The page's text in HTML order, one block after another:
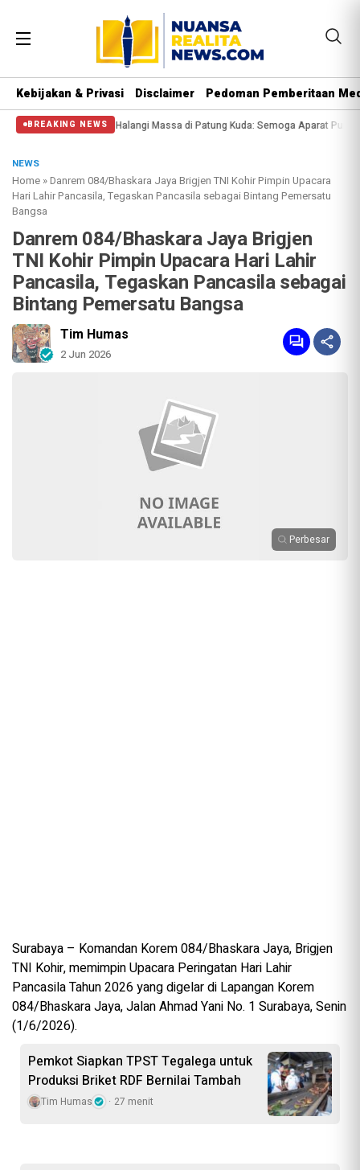
Kebijakan & Privasi Disclaimer Pedoman Pemberitaan
BREAKING NEWS
Massa di Patung Kuda: Semoga Aparat Punya Hati Nurani Massa
NEWS
Home »Danrem 084/Bhaskara Jaya Brigjen TNI Kohir Pimpin Upacara
Hari Lahir Pancasila, Tegaskan Pancasila sebagai Bintang Pemersatu
Bangsa
Danrem 084/Bhaskara Jaya Brigjen
TNI Kohir Pimpin Upacara Hari Lahir
Pancasila, Tegaskan Pancasila sebagai
Bintang Pemersatu Bangsa
Tim Humas
2 Jun 2026
Perbesar
Surabaya – Komandan Korem 084/Bhaskara Jaya, Brigjen
TNI Kohir, memimpin Upacara Peringatan Hari Lahir
Pancasila Tahun 2026 yang digelar di Lapangan Korem
084/Bhaskara Jaya, Jalan Ahmad Yani No. 1 Surabaya, Senin
(1/6/2026).
Pemkot Siapkan TPST Tegalega untuk
Produksi Briket RDF Bernilai Tambah
Tim Humas 27 menit